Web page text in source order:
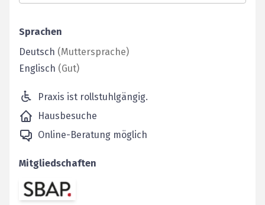
Sprachen
Deutsch (Muttersprache)
Englisch (Gut)
Praxis ist rollstuhlgängig.
Hausbesuche
Online-Beratung möglich
Mitgliedschaften